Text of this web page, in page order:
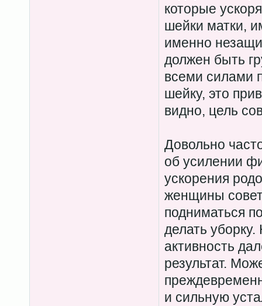
которые
шейки матки,
именно
должен быть
всеми силами
шейку, это
видно, цель
Довольно
об усилении
ускорения
женщины
подниматься
делать
активность
результат.
и сильную